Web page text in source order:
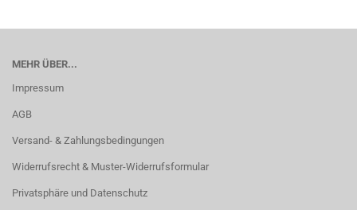
MEHR ÜBER...
Impressum
AGB
Versand- & Zahlungsbedingungen
Widerrufsrecht & Muster-Widerrufsformular
Privatsphäre und Datenschutz